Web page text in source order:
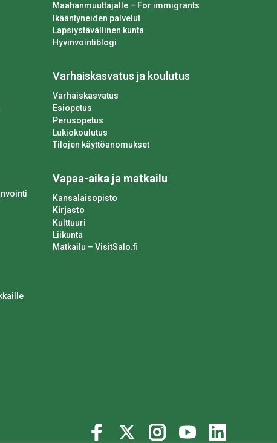
Maahanmuuttajalle – For immigrants
Ikääntyneiden palvelut
Lapsiystävällinen kunta
Hyvinvointiblogi
Varhaiskasvatus ja koulutus
Varhaiskasvatus
Esiopetus
Perusopetus
Lukiokoulutus
Tilojen käyttöanomukset
Vapaa-aika ja matkailu
Kansalaisopisto
Kirjasto
Kulttuuri
Liikunta
Matkailu – VisitSalo.fi